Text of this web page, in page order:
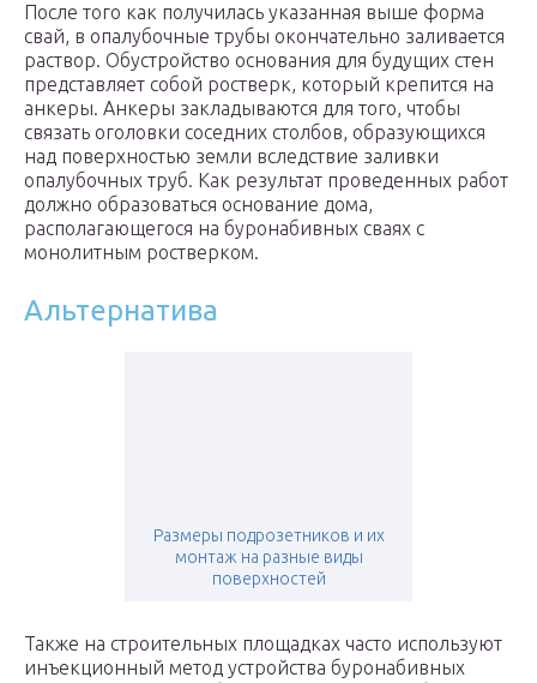
После того как получилась указанная выше форма
свай, в опалубочные трубы окончательно заливается
раствор. Обустройство основания для будущих стен
представляет собой ростверк, который крепится на
анкеры. Анкеры закладываются для того, чтобы
связать оголовки соседних столбов, образующихся
над поверхностью земли вследствие заливки
опалубочных труб. Как результат проведенных работ
должно образоваться основание дома,
располагающегося на буронабивных сваях с
монолитным ростверком.
Альтернатива
Размеры подрозетников и их
монтаж на разные виды
поверхностей
Также на строительных площадках часто используют
инъекционный метод устройства буронабивных